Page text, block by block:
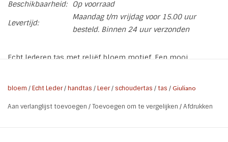
Beschikbaarheid:
Op voorraad
Levertijd:
Maandag t/m vrijdag voor 15.00 uur
besteld. Binnen 24 uur verzonden
Echt lederen tas met reliëf bloem motief. Een mooi
* hoog 20.5 cm
* Materiaal: Echt leder
bloem /Echt Leder/handtas /Leer/schoudertas /tas / Giuliano
Aan verlanglijst toevoegen /Toevoegen om te vergelijken /Afdrukken